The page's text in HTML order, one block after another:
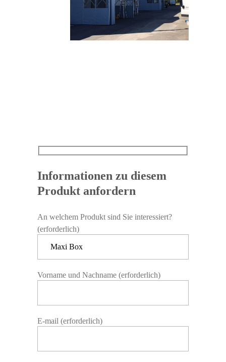
Informationen zu diesem
Produkt anfordern
An welchem Produkt sind Sie interessiert?
(erforderlich)
Vorname und Nachname (erforderlich)
E-mail (erforderlich)